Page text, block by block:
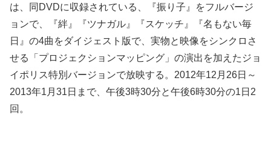
は、同DVDに収録されている、『振り子』をフルバージ
ョンで、『絆』『ツナガル』『スケッチ』『名もない毎
日』の4曲をダイジェスト版で、実物と映像をシンクロさ
せる「プロジェクションマッピング」の演出を加えたジョ
イポリス特別バージョンで放映する。2012年12月26日～
2013年1月31日まで、午後3時30分と午後6時30分の1日2
回。